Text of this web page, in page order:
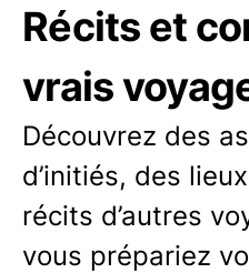
Récits et
vrais
Découvrez des
d’initiés, des
récits d’autres
vous prépariez